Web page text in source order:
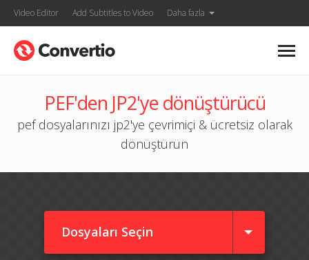
Video Editor Add Subtitles to Video Daha fazla
PEF'den JP2'ye dönüştürücü
pef dosyalarınızı jp2'ye çevrimiçi & ücretsiz olarak
dönüştürün
Dosyaları Seçin